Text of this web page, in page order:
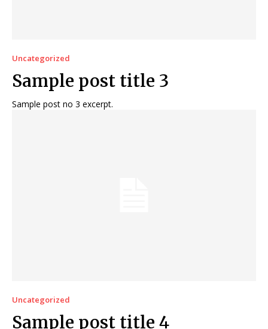
Uncategorized
Sample post title 3
Sample post no 3 excerpt.
Uncategorized
Sample post title 4